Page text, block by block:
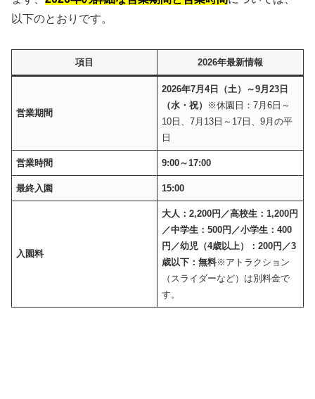
以下のとおりです。
項目 2026年最新情報
営業期間
2026年7月4日（土）～9月23日
（水・祝）
※休園日：7月6日～
10日、7月13日～17日、9月の平
日
営業時間 9:00～17:00
最終入園 15:00
入園料
大人：2,200円／高校生：1,200円
／中学生：500円／小学生：400
円／幼児（4歳以上）：200円／3
歳以下：無料※アトラクション
（スライダーなど）は別料金で
す。